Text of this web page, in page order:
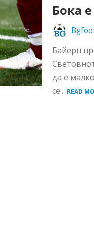
Бока
Байерн
да е
се... READ